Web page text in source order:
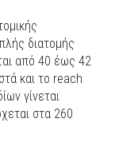
διατομής
από 40 έως 42
και το reach
γίνεται
στα 260